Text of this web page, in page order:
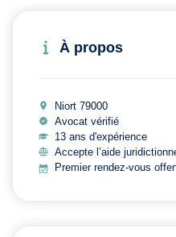
À propos
Niort 79000
Avocat vérifié
13 ans d'expérience
Accepte l’aide
Premier rendez-vous